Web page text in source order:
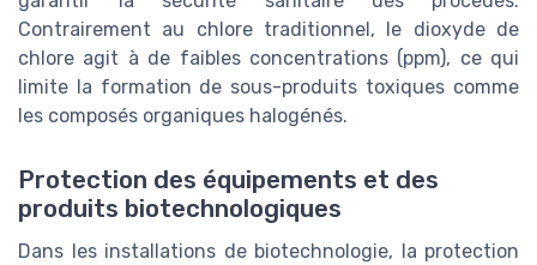
Contrairement au chlore traditionnel, le dioxyde de
chlore agit à de faibles concentrations (ppm), ce qui
limite la formation de sous-produits toxiques comme
les composés organiques halogénés.
Protection des équipements et des
produits biotechnologiques
Dans les installations de biotechnologie, la protection